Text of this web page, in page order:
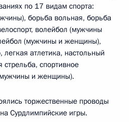
по 17 видам спорта:
борьба вольная, борьба
волейбол (мужчины
(мужчины и женщины),
атлетика, настольный
стрельба, спортивное
и женщины).
торжественные проводы
Сурдлимпийские игры.